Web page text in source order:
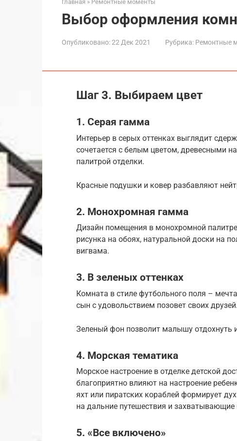
Главная » Ремонтные моменты
Выбор оформления
Опубликовано:22 Дек 2021 Рубрика: Ремонтные
Шаг 3. Выбираем цвет
1. Серая гамма
Интерьер в серых оттенках выглядит
сочетается с белым цветом, древесными
палитрой отделки.
Красные подушки и ковер разбавляют
2. Монохромная гамма
Дизайн помещения в монохромной
рисунка на обоях, натуральной доски на
вигвама.
3. В зеленых оттенках
Комната в стиле футбольного поля –
сын с удовольствием позовет своих друзей.
Зеленый фон позволит малышу отдохнуть
4. Морская тематика
Морское настроение в отделке детской
благоприятно влияют на настроение
яхт или пиратских кораблей формирует
на дальние путешествия и захватывающие
5. «Все включено»